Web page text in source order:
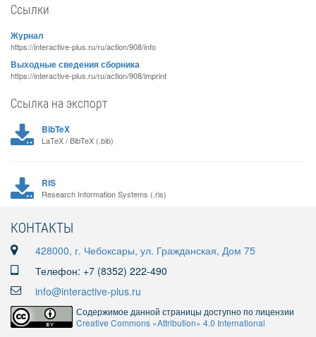
Ссылки
Журнал
https://interactive-plus.ru/ru/action/908/info
Выходные сведения сборника
https://interactive-plus.ru/ru/action/908/imprint
Ссылка на экспорт
BibTeX
LaTeX / BibTeX (.bib)
RIS
Research Information Systems (.ris)
КОНТАКТЫ
428000, г. Чебоксары, ул. Гражданская, Дом 75
Телефон: +7 (8352) 222-490
info@interactive-plus.ru
Содержимое данной страницы доступно по лицензии
Creative Commons «Attribution» 4.0 International